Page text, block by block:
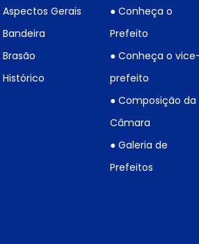
Aspectos Gerais
Bandeira
Brasão
Histórico
● Conheça o
Prefeito
● Conheça o
prefeito
● Composição da
Câmara
● Galeria de
Prefeitos